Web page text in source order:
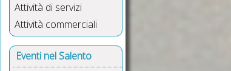
Attività di servizi
Attività commerciali
Eventi nel Salento